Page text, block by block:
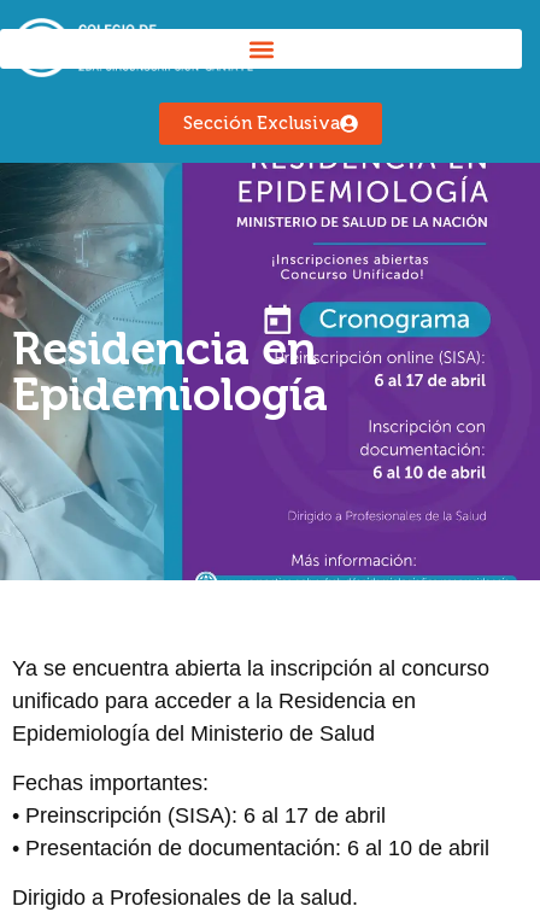
Sección Exclusiva
Residencia en
Epidemiología
Ya se encuentra abierta la inscripción al concurso
unificado para acceder a la Residencia en
Epidemiología del Ministerio de Salud
Fechas importantes:
• Preinscripción (SISA): 6 al 17 de abril
• Presentación de documentación: 6 al 10 de abril
Dirigido a Profesionales de la salud.